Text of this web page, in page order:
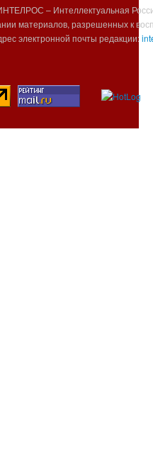
– Интеллектуальная
материалов, разрешенных к
электронной почты редакции: